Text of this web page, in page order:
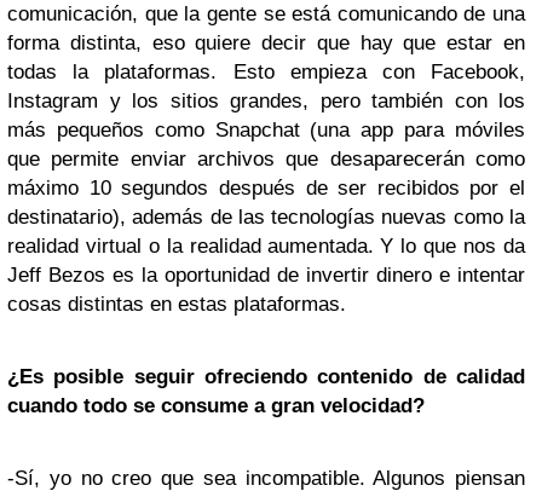
comunicación, que la gente se está comunicando de una
forma distinta, eso quiere decir que hay que estar en
todas la plataformas. Esto empieza con Facebook,
Instagram y los sitios grandes, pero también con los
más pequeños como Snapchat (una app para móviles
que permite enviar archivos que desaparecerán como
máximo 10 segundos después de ser recibidos por el
destinatario), además de las tecnologías nuevas como la
realidad virtual o la realidad aumentada. Y lo que nos da
Jeff Bezos es la oportunidad de invertir dinero e intentar
cosas distintas en estas plataformas.
¿Es posible seguir ofreciendo contenido de calidad
cuando todo se consume a gran velocidad?
-Sí, yo no creo que sea incompatible. Algunos piensan